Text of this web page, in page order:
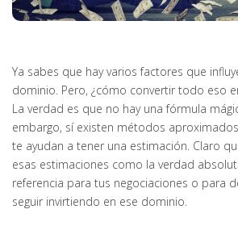
Ya sabes que hay varios factores que
dominio. Pero, ¿cómo convertir todo eso
La verdad es que no hay una fórmula
embargo, sí existen métodos
te ayudan a tener una estimación. Claro
esas estimaciones como la verdad
referencia para tus negociaciones o para
seguir invirtiendo en ese dominio.